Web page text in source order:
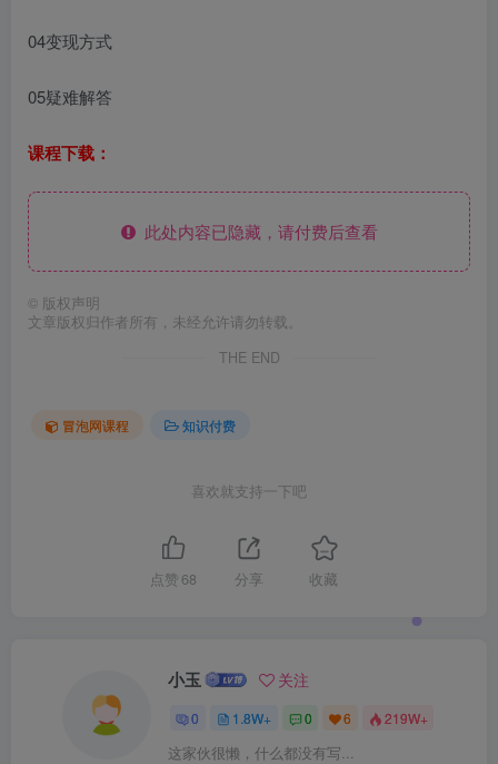
04变现方式
05疑难解答
课程下载：
此处内容已隐藏，请付费后查看
© 版权声明
文章版权归作者所有，未经允许请勿转载。
THE END
冒泡网课程 知识付费
喜欢就支持一下吧
点赞 68 分享 收藏
小玉 关注
0 1.8W+ 0 6 219W+
这家伙很懒，什么都没有写...